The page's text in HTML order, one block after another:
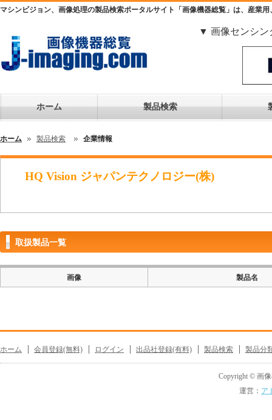
マシンビジョン、画像処理の製品検索ポータルサイト「画像機器総覧」は、産業
▼ 画像センシ
ホーム 製品検索
ホーム 製品検索 企業情報
HQ Vision ジャパンテクノロジー(株)
取扱製品一覧
画像 製品名
ホーム 会員登録(無料) ログイン 出品社登録(有料) 製品検索 製品分
Copyright © 画像
運営： ア